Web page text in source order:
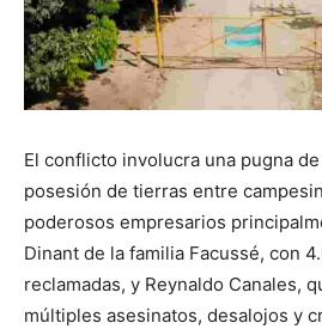
El conflicto involucra una pugna
posesión de tierras entre
poderosos empresarios
Dinant de la familia Facussé, con
reclamadas, y Reynaldo Canales,
múltiples asesinatos, desalojos y